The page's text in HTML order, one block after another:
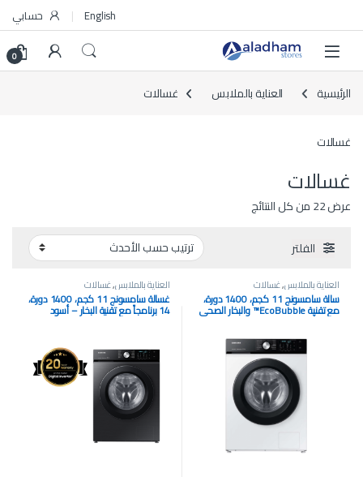
English حسابي
0
الرئيسية العناية بالملابس غسالات
غسالات
غسالات
عرض ⁦22⁩ من كل النتائج تم الفرز حسب الأحدث
الفلتر
العناية بالملابس,غسالات
سالة سامسونج 11 كجم، 1400 دورة،
مع تقنية EcoBubble™️ والبخار الصحي
– لون أبيض WW11B1A046AEFH
العناية بالملابس,غسالات
غسالة سامسونج 11 كجم، 1400 دورة،
14 برنامجاً مع تقنية البخار – أسود
WW11B1A046ABFH